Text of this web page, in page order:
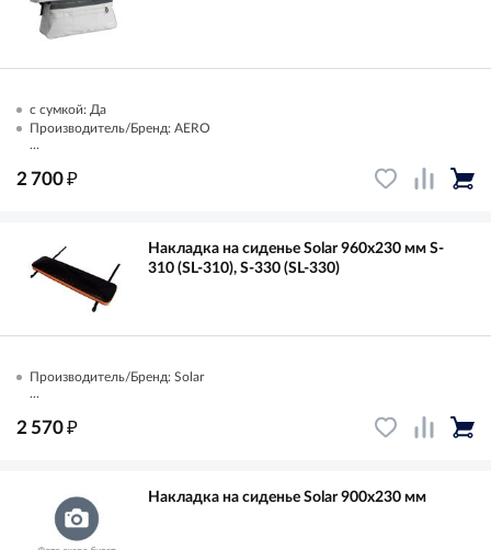
с сумкой: Да
Производитель/Бренд: AERO
...
2 700₽
Накладка на сиденье Solar 960х230 мм S-
310 (SL-310), S-330 (SL-330)
Производитель/Бренд: Solar
...
2 570₽
Накладка на сиденье Solar 900х230 мм